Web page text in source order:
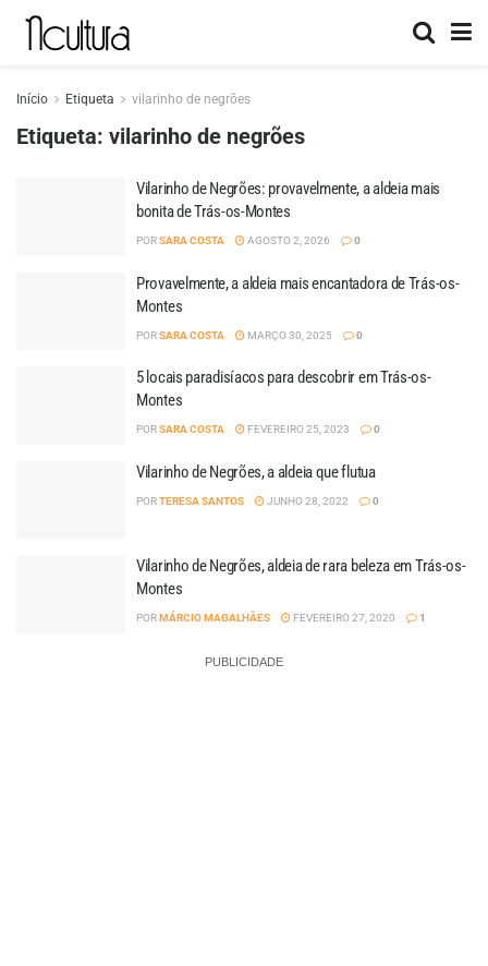
Início Etiqueta vilarinho de negrões
Etiqueta: vilarinho de negrões
Vilarinho de Negrões: provavelmente, a aldeia mais
bonita de Trás-os-Montes
PORSARA COSTA AGOSTO 2, 2026 0
Provavelmente, a aldeia mais encantadora de Trás-os-
Montes
PORSARA COSTA MARÇO 30, 2025 0
5 locais paradisíacos para descobrir em Trás-os-
Montes
PORSARA COSTA FEVEREIRO 25, 2023 0
Vilarinho de Negrões, a aldeia que flutua
PORTERESA SANTOS JUNHO 28, 2022 0
Vilarinho de Negrões, aldeia de rara beleza em Trás-os-
Montes
PORMÁRCIO MAGALHÃES FEVEREIRO 27, 2020 1
PUBLICIDADE